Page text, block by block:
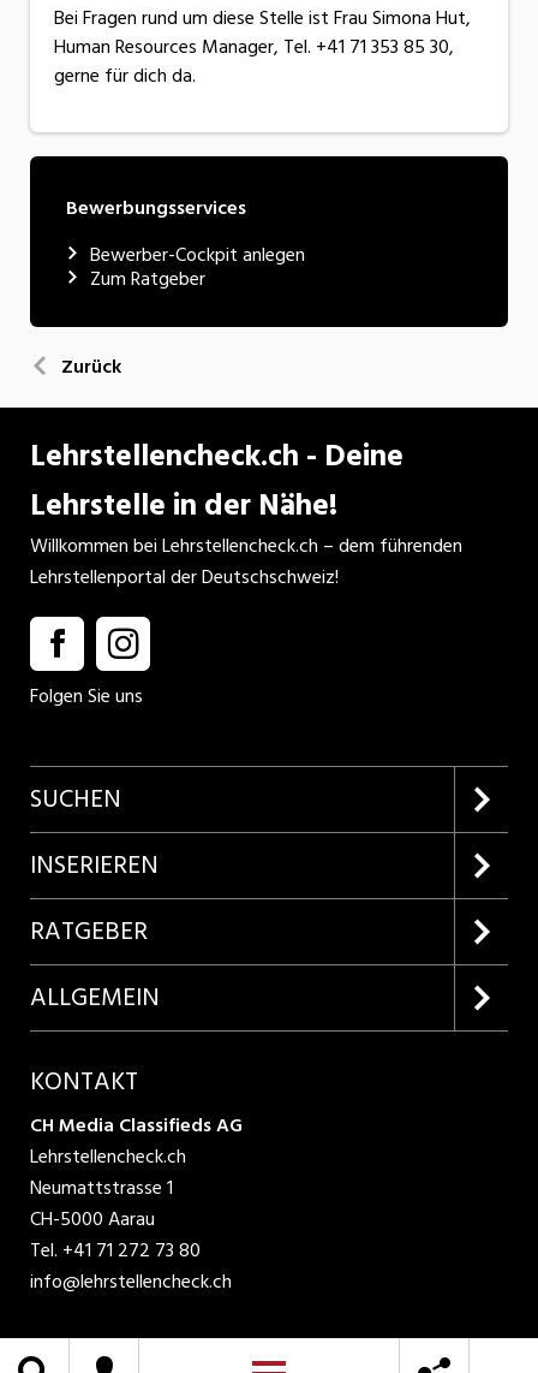
Bei Fragen rund um diese Stelle ist Frau Simona Hut,
Human Resources Manager, Tel. +41 71 353 85 30,
gerne für dich da.
Bewerbungsservices
Bewerber-Cockpit anlegen
Zum Ratgeber
Zurück
Lehrstellencheck.ch - Deine
Lehrstelle in der Nähe!
Willkommen bei Lehrstellencheck.ch – dem führenden
Lehrstellenportal der Deutschschweiz!
Folgen Sie uns
SUCHEN
Firmenprofile entdecken
Lehrstellen suchen
INSERIEREN
Kundenlogin
Inserieren
Produkte
RATGEBER
Lehrberufe entdecken
ALLGEMEIN
AGB
Datenschutzbestimmungen
Nutzungsbedingungen
Impressum
KONTAKT
CH Media Classifieds AG
Lehrstellencheck.ch
Neumattstrasse 1
CH-5000 Aarau
Tel. +41 71 272 73 80
info@lehrstellencheck.ch